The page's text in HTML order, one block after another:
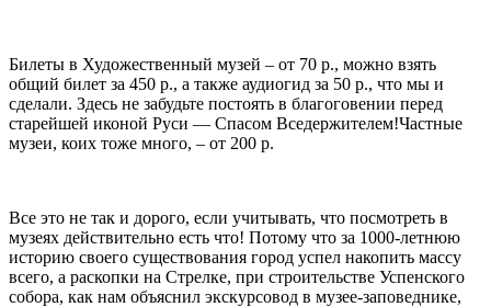
Билеты в Художественный музей – от 70 р., можно взять
общий билет за 450 р., а также аудиогид за 50 р., что мы и
сделали. Здесь не забудьте постоять в благоговении перед
старейшей иконой Руси — Спасом Вседержителем!Частные
музеи, коих тоже много, – от 200 р.
Все это не так и дорого, если учитывать, что посмотреть в
музеях действительно есть что! Потому что за 1000-летнюю
историю своего существования город успел накопить массу
всего, а раскопки на Стрелке, при строительстве Успенского
собора, как нам объяснил экскурсовод в музее-заповеднике,